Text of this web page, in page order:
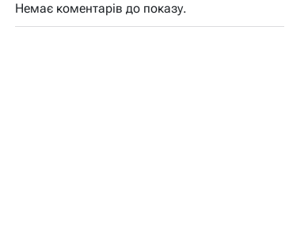
Немає коментарів до показу.